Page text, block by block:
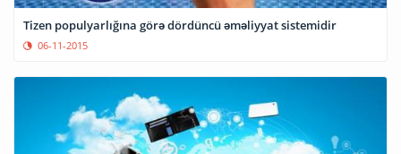
Tizen populyarlığına görə dördüncü əməliyyat sistemidir
06-11-2015